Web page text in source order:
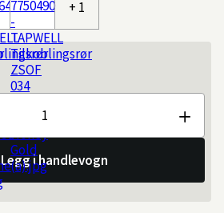
+ 1
Legg i handlevogn